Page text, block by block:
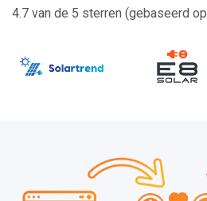
4.7 van de 5 sterren (gebaseerd op